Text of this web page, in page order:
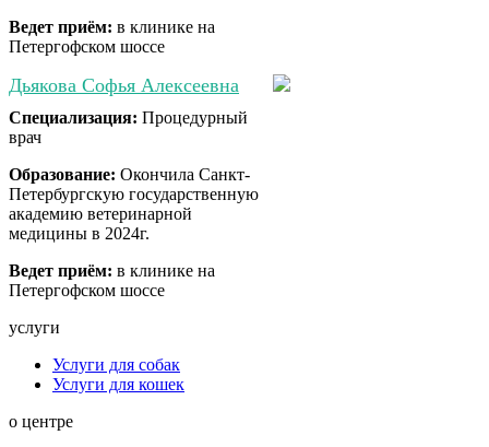
Ведет приём: в клинике на
Петергофском шоссе
Дьякова Софья Алексеевна
Специализация: Процедурный
врач
Образование: Окончила Санкт-
Петербургскую государственную
академию ветеринарной
медицины в 2024г.
Ведет приём: в клинике на
Петергофском шоссе
услуги
Услуги для собак
Услуги для кошек
о центре